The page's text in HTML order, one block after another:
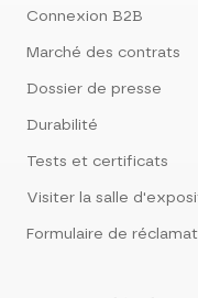
Connexion B2B
Marché des contrats
Dossier de presse
Durabilité
Tests et certificats
Visiter la salle
Formulaire de